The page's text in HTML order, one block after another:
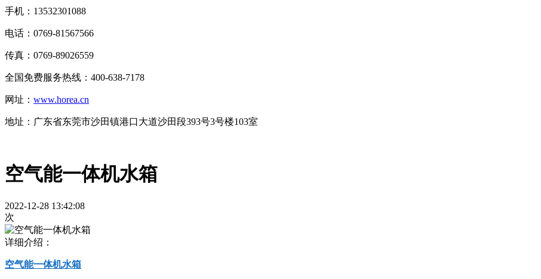
手机：13532301088
电话：0769-81567566
传真：0769-89026559
全国免费服务热线：400-638-7178
网址： www.horea.cn
地址： 广东省东莞市沙田镇港口大道沙田段393号3号楼103室
空气能一体机水箱
2022-12-28 13:42:08
次
详细介绍：
空气能一体机水箱